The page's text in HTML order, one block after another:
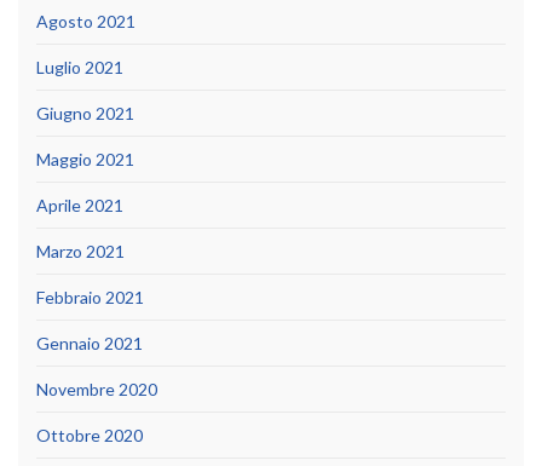
Agosto 2021
Luglio 2021
Giugno 2021
Maggio 2021
Aprile 2021
Marzo 2021
Febbraio 2021
Gennaio 2021
Novembre 2020
Ottobre 2020